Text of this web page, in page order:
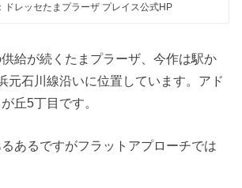
ドレッセたまプラーザ プレイス公式HP
給が続くたまプラーザ、今作は駅か
元石川線沿いに位置しています。アド
丘5丁目です。
あるですがフラットアプローチでは